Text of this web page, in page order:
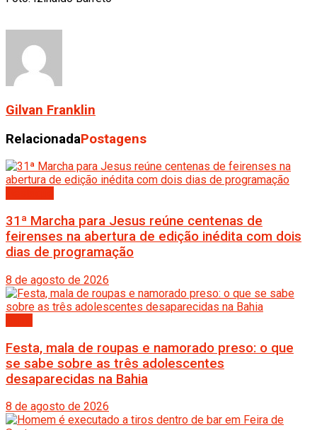
Gilvan Franklin
RelacionadaPostagens
31ª Marcha para Jesus reúne centenas de
feirenses na abertura de edição inédita com dois
dias de programação
8 de agosto de 2026
Festa, mala de roupas e namorado preso: o que
se sabe sobre as três adolescentes
desaparecidas na Bahia
8 de agosto de 2026